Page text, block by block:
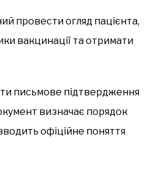
провести огляд пацієнта,
вакцинації та отримати
письмове підтвердження
визначає порядок
вводить офіційне поняття